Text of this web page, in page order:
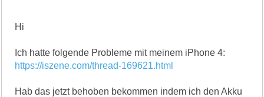
Hi
Ich hatte folgende Probleme mit meinem iPhone 4:
https://iszene.com/thread-169621.html
Hab das jetzt behoben bekommen indem ich den Akku